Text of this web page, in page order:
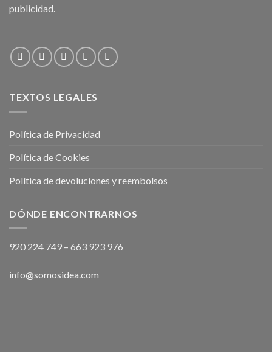
publicidad.
TEXTOS LEGALES
Política de Privacidad
Política de Cookies
Política de devoluciones y reembolsos
DÓNDE ENCONTRARNOS
920 224 749 – 663 923 976
info@somosidea.com